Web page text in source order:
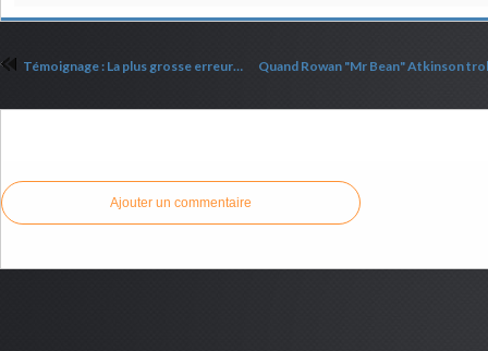
Témoignage : La plus grosse erreur de ma vie
Ajouter un commentaire